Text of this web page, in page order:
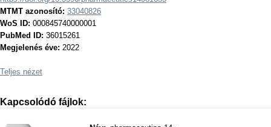
MTMT azonosító: 33040826
WoS ID: 000845740000001
PubMed ID: 36015261
Megjelenés éve: 2022
Teljes nézet
Kapcsolódó fájlok: